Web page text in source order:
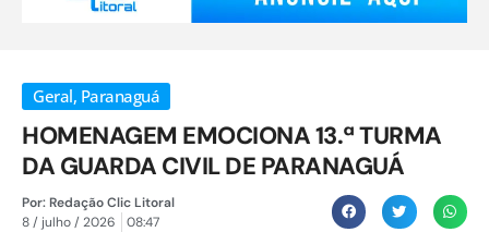
Geral, Paranaguá
HOMENAGEM EMOCIONA 13.ª TURMA
DA GUARDA CIVIL DE PARANAGUÁ
Por:Redação Clic Litoral
8 / julho / 2026
08:47